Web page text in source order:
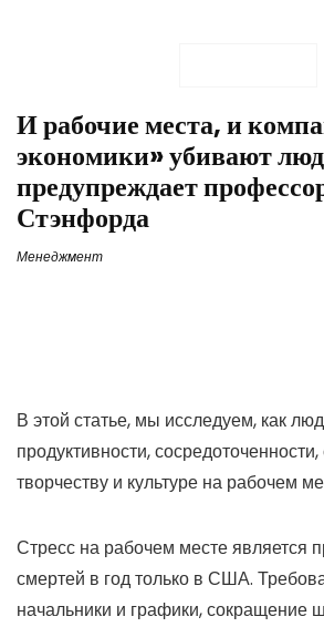
И рабочие места, и
экономики» убивают
предупреждает
Стэнфорда
Менеджмент
В этой статье, мы исследуем, как
продуктивности, сосредоточенности,
творчеству и культуре на рабочем
Стресс на рабочем месте является
смертей в год только в США.
начальники и графики, сокращение